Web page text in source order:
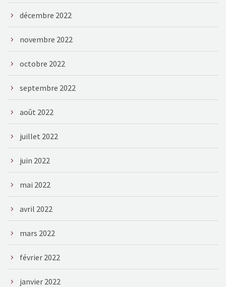
décembre 2022
novembre 2022
octobre 2022
septembre 2022
août 2022
juillet 2022
juin 2022
mai 2022
avril 2022
mars 2022
février 2022
janvier 2022